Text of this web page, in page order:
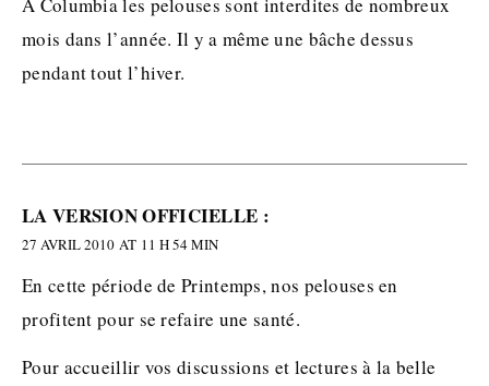
mois dans l’année. Il y a même une bâche dessus
pendant tout l’hiver.
LA VERSION OFFICIELLE :
27 AVRIL 2010 AT 11 H 54 MIN
En cette période de Printemps, nos pelouses en
profitent pour se refaire une santé.
Pour accueillir vos discussions et lectures à la belle